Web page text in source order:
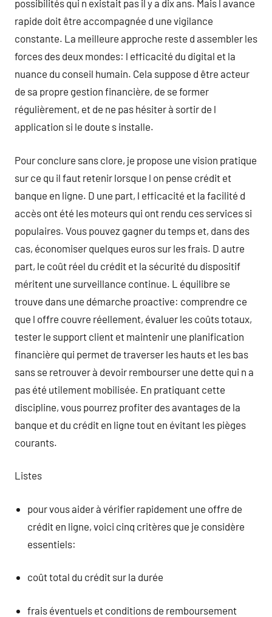
possibilités qui n existait pas il y a dix ans. Mais l avance
rapide doit être accompagnée d une vigilance
constante. La meilleure approche reste d assembler les
forces des deux mondes: l efficacité du digital et la
nuance du conseil humain. Cela suppose d être acteur
de sa propre gestion financière, de se former
régulièrement, et de ne pas hésiter à sortir de l
application si le doute s installe.
Pour conclure sans clore, je propose une vision pratique
sur ce qu il faut retenir lorsque l on pense crédit et
banque en ligne. D une part, l efficacité et la facilité d
accès ont été les moteurs qui ont rendu ces services si
populaires. Vous pouvez gagner du temps et, dans des
cas, économiser quelques euros sur les frais. D autre
part, le coût réel du crédit et la sécurité du dispositif
méritent une surveillance continue. L équilibre se
trouve dans une démarche proactive: comprendre ce
que l offre couvre réellement, évaluer les coûts totaux,
tester le support client et maintenir une planification
financière qui permet de traverser les hauts et les bas
sans se retrouver à devoir rembourser une dette qui n a
pas été utilement mobilisée. En pratiquant cette
discipline, vous pourrez profiter des avantages de la
banque et du crédit en ligne tout en évitant les pièges
courants.
Listes
pour vous aider à vérifier rapidement une offre de
crédit en ligne, voici cinq critères que je considère
essentiels:
coût total du crédit sur la durée
frais éventuels et conditions de remboursement